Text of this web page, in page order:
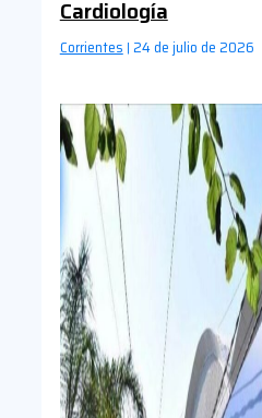
Cardiología
Corrientes | 24 de julio de 2026